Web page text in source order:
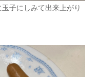
子にしみて出来上がり